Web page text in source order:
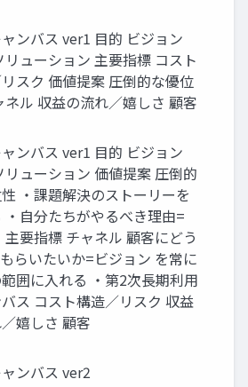
ンバス ver1 ⽬的 ビジョン
リューション 主要指標 コスト
スク 価値提案 圧倒的な優位
ネル 収益の流れ／嬉しさ 顧客
ンバス ver1 ⽬的 ビジョン
リューション 価値提案 圧倒的
・課題解決のストーリーを
・⾃分たちがやるべき理由=
主要指標 チャネル 顧客にどう
らいたいか=ビジョン を常に
囲に⼊れる ・第2次⻑期利⽤
ス コスト構造／リスク 収益
嬉しさ 顧客
ンバス ver2